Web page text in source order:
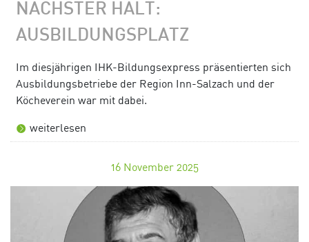
NÄCHSTER HALT:
AUSBILDUNGSPLATZ
Im diesjährigen IHK-Bildungsexpress präsentierten sich
Ausbildungsbetriebe der Region Inn-Salzach und der
Köcheverein war mit dabei.
weiterlesen
16 November 2025